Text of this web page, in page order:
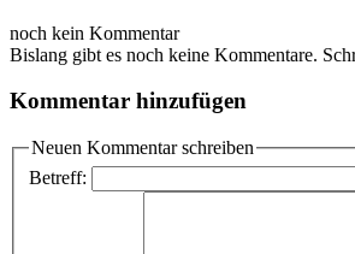
noch kein Kommentar
Bislang gibt es noch keine Kommentare.
Kommentar hinzufügen
Neuen Kommentar schreiben
Betreff: